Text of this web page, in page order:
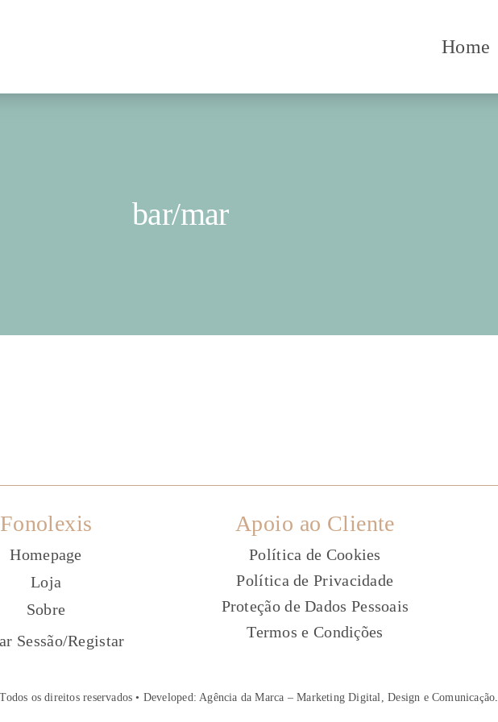
Home
bar/mar
Fonolexis
Homepage
Loja
Sobre
Sessão/Registar
Apoio ao Cliente
Política de Cookies
Política de Privacidade
Proteção de Dados Pessoais
Termos e Condições
os direitos reservados • Developed:Agência da Marca – Marketing Digital, Design e Comunicação.